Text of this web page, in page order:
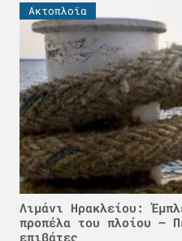
Ακτοπλοϊα
Λιμάνι Ηρακλείου:
προπέλα του πλοίου –
επιβάτες